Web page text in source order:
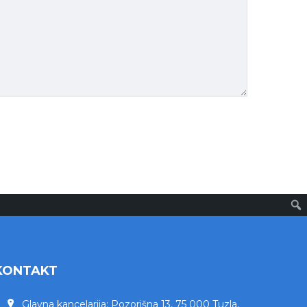
Glavna kancelarija: Pozorišna 13, 75 000 Tuzla,